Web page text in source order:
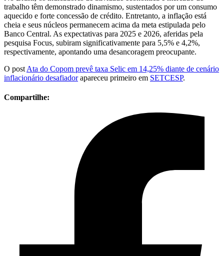
trabalho têm demonstrado dinamismo, sustentados por um consumo
aquecido e forte concessão de crédito. Entretanto, a inflação está
cheia e seus núcleos permanecem acima da meta estipulada pelo
Banco Central. As expectativas para 2025 e 2026, aferidas pela
pesquisa Focus, subiram significativamente para 5,5% e 4,2%,
respectivamente, apontando uma desancoragem preocupante.
O post Ata do Copom prevê taxa Selic em 14,25% diante de cenário
inflacionário desafiadorapareceu primeiro em SETCESP.
Compartilhe: